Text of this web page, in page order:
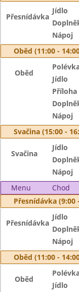
Přesnídávka
Jídlo
Nápoj
Oběd (11:00 -
Oběd
Jídlo
Příloha
Nápoj
Svačina (15:00 -
Svačina
Jídlo
Nápoj
Menu
Chod
Přesnídávka (9:00
Přesnídávka
Jídlo
Nápoj
Oběd (11:00 -
Oběd
Jídlo